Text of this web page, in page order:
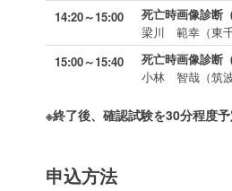
14:20～15:00
死亡時画像診断
梁川 範幸（東
15:00～15:40
死亡時画像診断
小林 智哉（筑
※終了後、確認試験を30分程度
申込方法